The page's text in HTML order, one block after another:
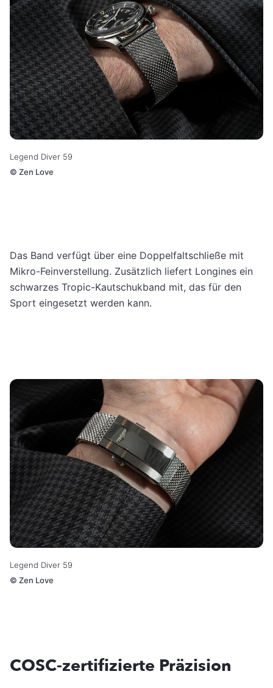
Legend Diver 59
© Zen Love
Das Band verfügt über eine Doppelfaltschließe mit
Mikro-Feinverstellung. Zusätzlich liefert Longines ein
schwarzes Tropic-Kautschukband mit, das für den
Sport eingesetzt werden kann.
Legend Diver 59
© Zen Love
COSC-zertifizierte Präzision